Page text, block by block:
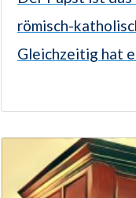
römisch-
Gleichzeitig hat